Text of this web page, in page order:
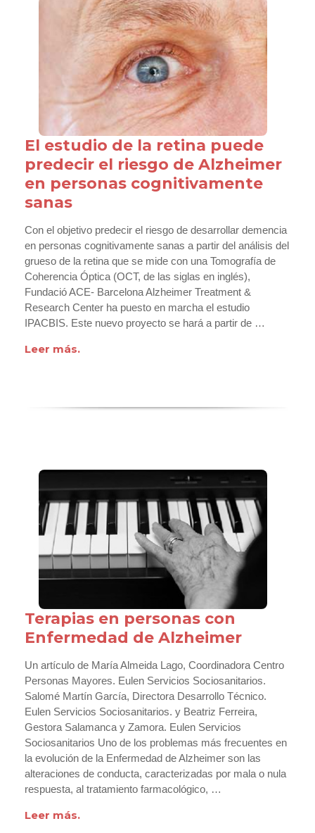
El estudio de la retina puede
predecir el riesgo de Alzheimer
en personas cognitivamente
sanas
Con el objetivo predecir el riesgo de desarrollar demencia
en personas cognitivamente sanas a partir del análisis del
grueso de la retina que se mide con una Tomografía de
Coherencia Óptica (OCT, de las siglas en inglés),
Fundació ACE- Barcelona Alzheimer Treatment &
Research Center ha puesto en marcha el estudio
IPACBIS. Este nuevo proyecto se hará a partir de …
Leer más.
Terapias en personas con
Enfermedad de Alzheimer
Un artículo de María Almeida Lago, Coordinadora Centro
Personas Mayores. Eulen Servicios Sociosanitarios.
Salomé Martín García, Directora Desarrollo Técnico.
Eulen Servicios Sociosanitarios. y Beatriz Ferreira,
Gestora Salamanca y Zamora. Eulen Servicios
Sociosanitarios Uno de los problemas más frecuentes en
la evolución de la Enfermedad de Alzheimer son las
alteraciones de conducta, caracterizadas por mala o nula
respuesta, al tratamiento farmacológico, …
Leer más.